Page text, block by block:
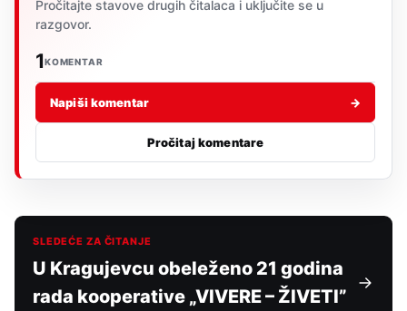
Pročitajte stavove drugih čitalaca i uključite se u
razgovor.
1KOMENTAR
Napiši komentar →
Pročitaj komentare
SLEDEĆE ZA ČITANJE
U Kragujevcu obeleženo 21 godina
rada kooperative „VIVERE – ŽIVETI”